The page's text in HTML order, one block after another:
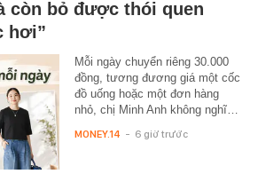
còn bỏ được thói quen
hơi”
Mỗi ngày chuyển riêng 30.000
đồng, tương đương giá một cốc
đồ uống hoặc một đơn hàng
nhỏ, chị Minh Anh không nghĩ…
MONEY.14 - 6 giờ trước